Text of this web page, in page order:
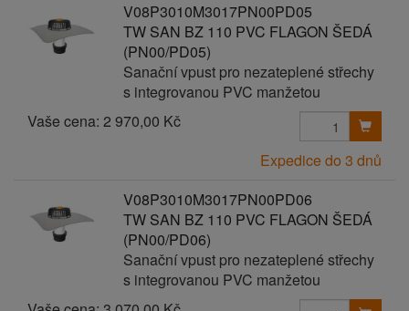
V08P3010M3017PN00PD05
TW SAN BZ 110 PVC FLAGON ŠEDÁ
(PN00/PD05)
Sanační vpust pro nezateplené střechy
s integrovanou PVC manžetou
Vaše cena: 2 970,00 Kč
Expedice do 3 dnů
V08P3010M3017PN00PD06
TW SAN BZ 110 PVC FLAGON ŠEDÁ
(PN00/PD06)
Sanační vpust pro nezateplené střechy
s integrovanou PVC manžetou